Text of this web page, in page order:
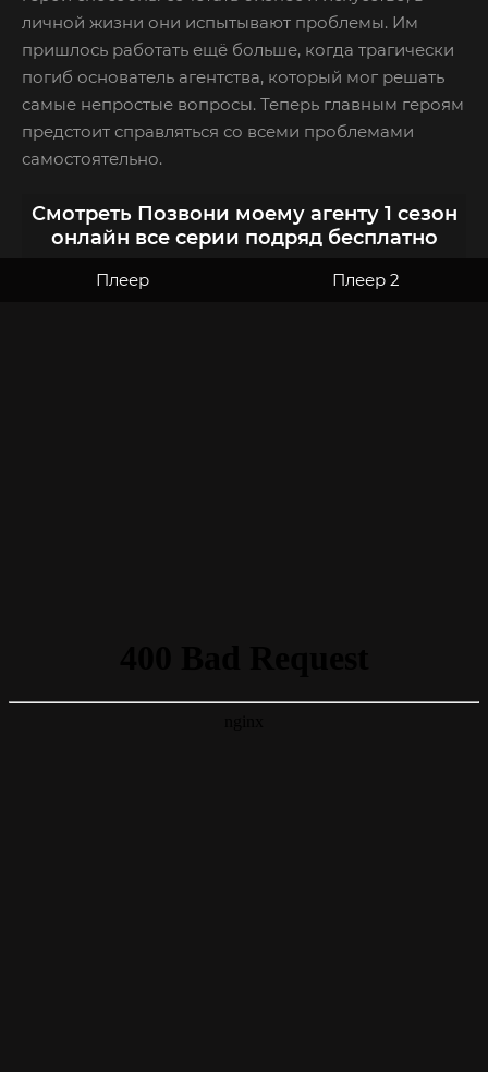
личной жизни они испытывают проблемы. Им
пришлось работать ещё больше, когда трагически
погиб основатель агентства, который мог решать
самые непростые вопросы. Теперь главным героям
предстоит справляться со всеми проблемами
самостоятельно.
Смотреть Позвони моему агенту 1 сезон
онлайн все серии подряд бесплатно
Плеер Плеер 2